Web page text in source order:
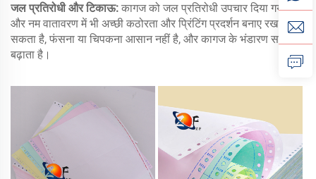
जल प्रतिरोधी और टिकाऊ: कागज को जल प्रतिरोधी उपचार दिया गया है,
और नम वातावरण में भी अच्छी कठोरता और प्रिंटिंग प्रदर्शन बनाए रख
सकता है, फंसना या चिपकना आसान नहीं है, और कागज के भंडारण समय को
बढ़ाता है।